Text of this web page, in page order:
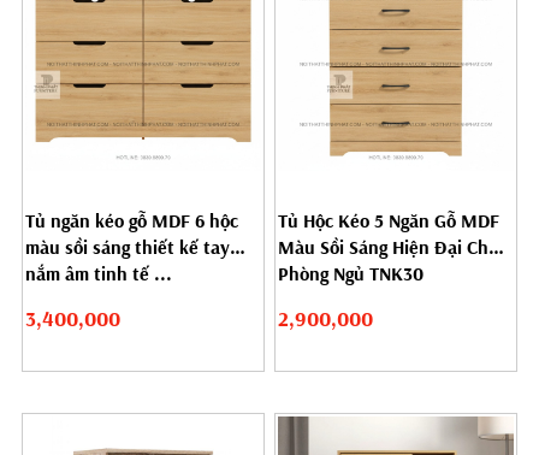
Tủ ngăn kéo gỗ MDF 6 hộc
màu sồi sáng thiết kế tay
nắm âm tinh tế ...
3,400,000
Tủ Hộc Kéo 5 Ngăn Gỗ MDF
Màu Sồi Sáng Hiện Đại Cho
Phòng Ngủ TNK30
2,900,000